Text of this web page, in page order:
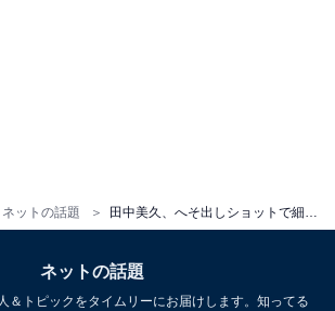
ネットの話題 田中美久、へそ出しショットで細すぎるウエストを披露！ 「スタイルエグい」「タトゥーシールもおしゃれ」
ネットの話題
＆トピックをタイムリーにお届けします。知ってる